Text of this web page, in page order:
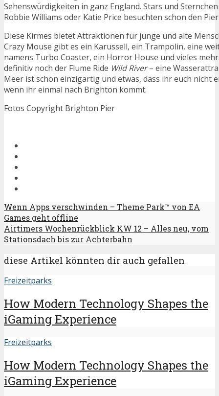
Sehenswürdigkeiten in ganz England. Stars und
Robbie Williams oder Katie Price besuchten schon den
Diese Kirmes bietet Attraktionen für junge und alte
Crazy Mouse gibt es ein Karussell, ein Trampolin, eine
namens Turbo Coaster, ein Horror House und vieles
definitiv noch der Flume Ride Wild River– eine
Meer ist schon einzigartig und etwas, dass ihr euch nicht
wenn ihr einmal nach Brighton kommt.
Fotos Copyright Brighton Pier
Wenn Apps verschwinden – Theme Park™ von EA
Games geht offline
Airtimers Wochenrückblick KW 12 – Alles neu, vom
Stationsdach bis zur Achterbahn
diese Artikel könnten dir auch gefallen
Freizeitparks
How Modern Technology Shapes the
iGaming Experience
Freizeitparks
How Modern Technology Shapes the
iGaming Experience